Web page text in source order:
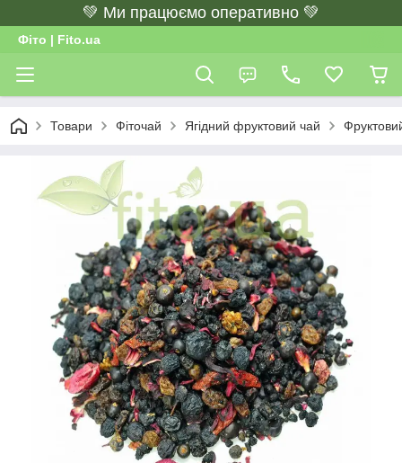
💚 Ми працюємо оперативно 💚
Фіто | Fito.ua
Товари Фіточай Ягідний фруктовий чай